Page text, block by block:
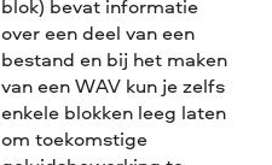
blok) bevat informatie
over een deel van een
bestand en bij het maken
van een WAV kun je zelfs
enkele blokken leeg laten
om toekomstige